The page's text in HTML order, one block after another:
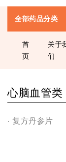
全部药品分类
首
页
关于
们
心脑血管类
复方丹参片